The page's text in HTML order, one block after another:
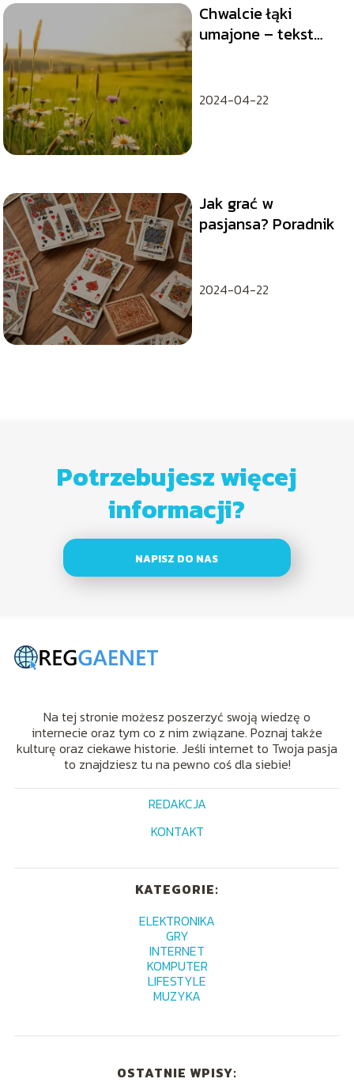
Chwalcie łąki
umajone – tekst
2024-04-22
Jak grać w
pasjansa? Poradnik
2024-04-22
Potrzebujesz więcej
informacji?
NAPISZ DO NAS
Na tej stronie możesz poszerzyć swoją wiedzę o
internecie oraz tym co z nim związane. Poznaj także
kulturę oraz ciekawe historie. Jeśli internet to Twoja pasja
to znajdziesz tu na pewno coś dla siebie!
REDAKCJA
KONTAKT
KATEGORIE:
ELEKTRONIKA
GRY
INTERNET
KOMPUTER
LIFESTYLE
MUZYKA
OSTATNIE WPISY: